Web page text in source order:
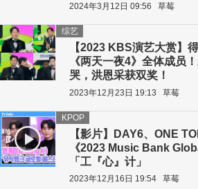
2024年3月12日 09:56 草莓
【2023 KBS演艺大赏】
《两天一夜4》全体成员
哭，洪恩采获双奖！
综艺
2023年12月23日 19:13 草莓
【影片】DAY6、ONE
《2023 Music Bank
「工『心』计」
KPOP
2023年12月16日 19:54 草莓